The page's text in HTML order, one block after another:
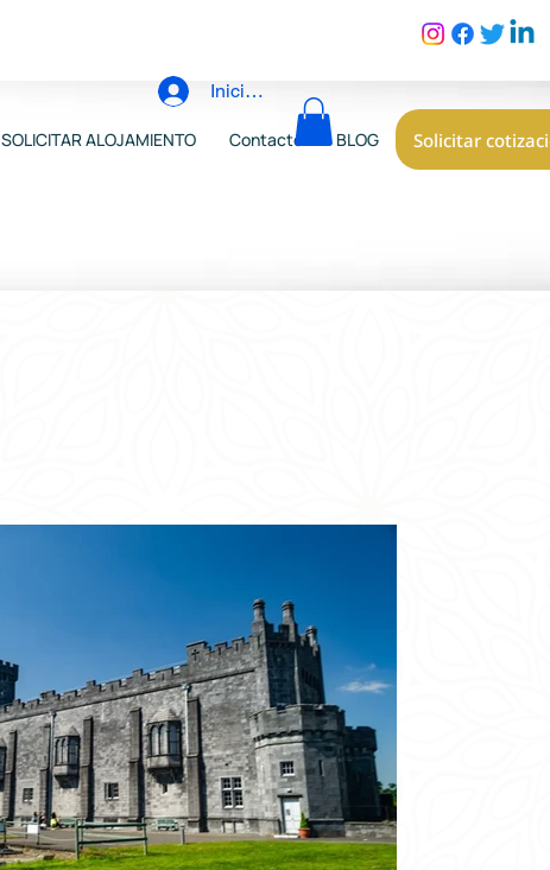
SOLICITAR ALOJAMIENTO Contacto BLOG Solicitar
Iniciar sesión